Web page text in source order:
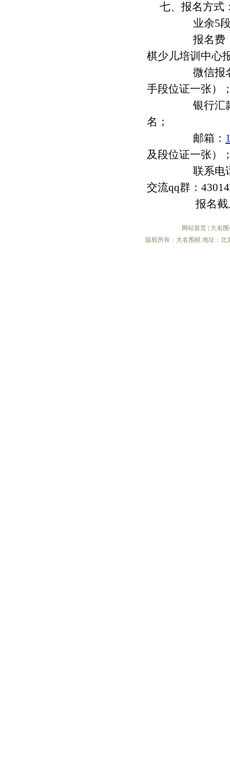
七、报名方式
业余5段（
报名费：
棋少儿培训中心
微信报名：
手段位证一张）
银行汇款：
名；
邮箱：
及段位证一张）
联系电话：
交流qq群：
报名截止
网站首页
大名
版权所有：大名围棋 地址：